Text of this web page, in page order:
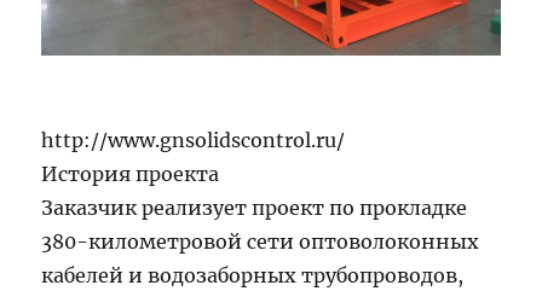
http://www.gnsolidscontrol.ru/
История проекта
Заказчик реализует проект по прокладке
380-километровой сети оптоволоконных
кабелей и водозаборных трубопроводов,